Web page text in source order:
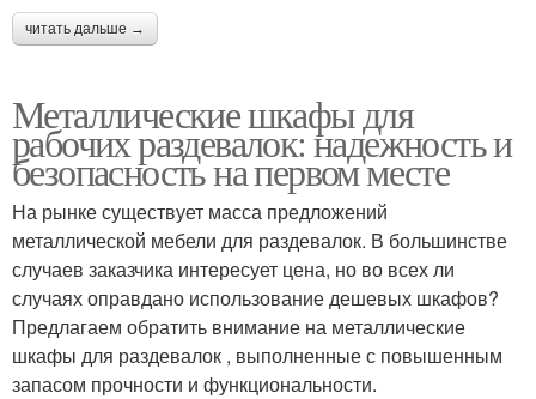
читать дальше →
Металлические шкафы для
рабочих раздевалок: надежность и
безопасность на первом месте
На рынке существует масса предложений
металлической мебели для раздевалок. В большинстве
случаев заказчика интересует цена, но во всех ли
случаях оправдано использование дешевых шкафов?
Предлагаем обратить внимание на металлические
шкафы для раздевалок , выполненные с повышенным
запасом прочности и функциональности.